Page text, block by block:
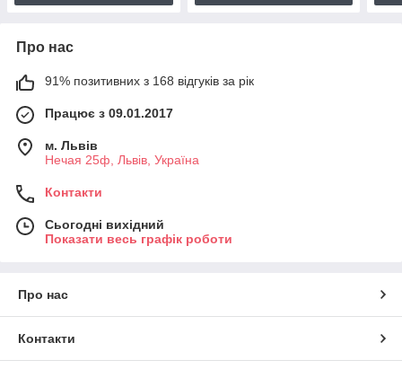
Про нас
91% позитивних з 168 відгуків за рік
Працює з 09.01.2017
м. Львів
Нечая 25ф, Львів, Україна
Контакти
Сьогодні вихідний
Показати весь графік роботи
Про нас
Контакти